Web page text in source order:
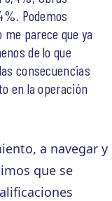
Podemos
parece que ya
de lo que
consecuencias
en la operación
a navegar y
que se